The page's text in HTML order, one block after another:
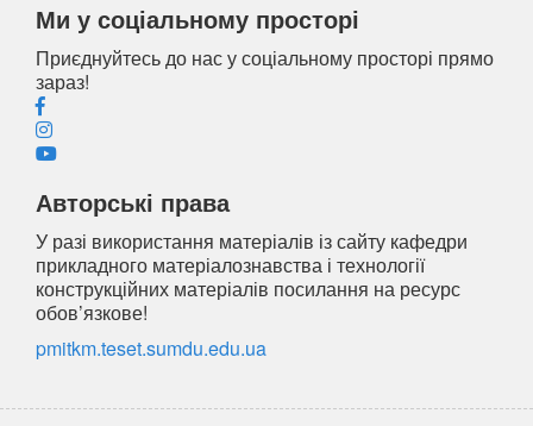
Ми у соціальному просторі
Приєднуйтесь до нас у соціальному просторі прямо
зараз!
Авторські права
У разі використання матеріалів із сайту кафедри
прикладного матеріалознавства і технології
конструкційних матеріалів посилання на ресурс
обов’язкове!
pmitkm.teset.sumdu.edu.ua